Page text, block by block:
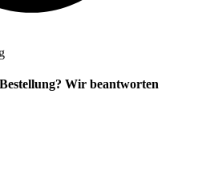
Wir beantworten